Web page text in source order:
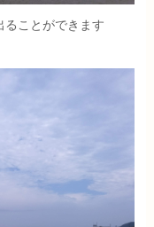
ることができます